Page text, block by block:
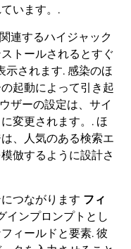
います。.
連するハイジャック
トールされるとすぐ
示されます. 感染のほ
起動によって引き起
ザーの設定は、サイ
変更されます。. ほ
、人気のある検索エ
倣するように設計さ
つながります フィ
ンプロンプトとし
ィールドと要素. 彼